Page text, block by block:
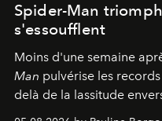
Spider-Man
s'essoufflent
Moins d'une semaine
Man pulvérise les
delà de la lassitude
personnages continuent